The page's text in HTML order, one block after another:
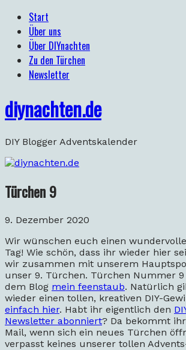
Start
Über uns
Über DIYnachten
Zu den Türchen
Newsletter
diynachten.de
DIY Blogger Adventskalender
Türchen 9
9. Dezember 2020
Wir wünschen euch einen
Tag! Wie schön, dass ihr wieder hier
wir zusammen mit unserem
unser 9. Türchen. Türchen Nummer
dem Blog mein feenstaub. Natürlich
wieder einen tollen, kreativen DIY-
einfach hier. Habt ihr eigentlich den
Newsletter abonniert? Da bekommt
Mail, wenn sich ein neues Türchen
verpasst keines unserer tollen